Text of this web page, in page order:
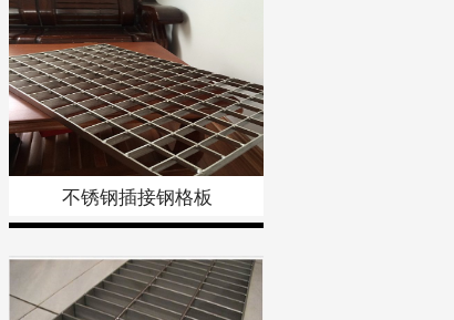
不锈钢插接钢格板